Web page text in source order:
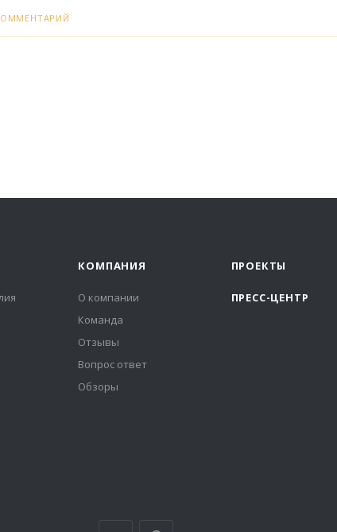
КОМПАНИЯ
О компании
Команда
Отзывы
Вопрос ответ
Обзоры
ПРОЕКТЫ
ПРЕСС-ЦЕНТР